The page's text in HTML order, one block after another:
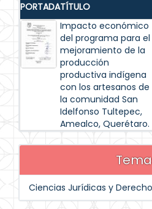
PORTADATÍTULO
Impacto económico
del programa para el
mejoramiento de la
producción
productiva indígena
con los artesanos de
la comunidad San
Idelfonso Tultepec,
Amealco, Querétaro.
Ciencias Jurídicas y Derecho